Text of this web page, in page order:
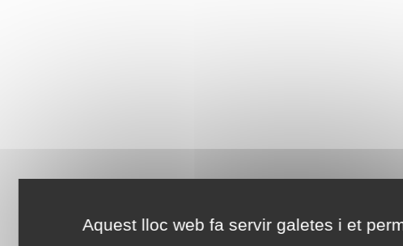
Aquest lloc web fa servir galetes i et